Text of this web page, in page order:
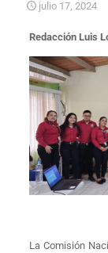
julio 17, 2024
Redacción Luis
La Comisión